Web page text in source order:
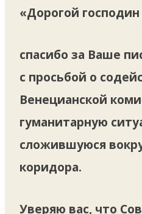
«Дорогой
спасибо за Ваше
с просьбой о
Венецианской
гуманитарную
сложившуюся
коридора.
Уверяю вас, что